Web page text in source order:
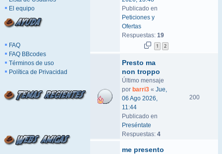
El equipo
FAQ
FAQ BBcodes
Términos de uso
Política de Privacidad
Publicado en
Peticiones y
Ofertas
Respuestas: 19
1 2
Presto ma
non troppo
Último mensaje
por barri3 « Jue,
06 Ago 2026,
11:44
Publicado en
Preséntate
Respuestas: 4
200
me presento